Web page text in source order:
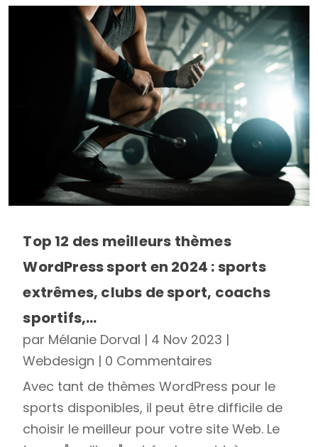
Top 12 des meilleurs thèmes
WordPress sport en 2024 : sports
extrêmes, clubs de sport, coachs
sportifs,…
par Mélanie Dorval | 4 Nov 2023 |
Webdesign | 0 Commentaires
Avec tant de thèmes WordPress pour le
sports disponibles, il peut être difficile de
choisir le meilleur pour votre site Web. Le